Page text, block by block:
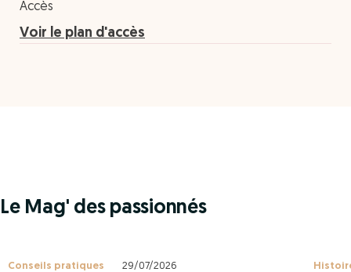
Accès
Voir le plan d'accès
Le Mag' des passionnés
Conseils pratiques 29/07/2026